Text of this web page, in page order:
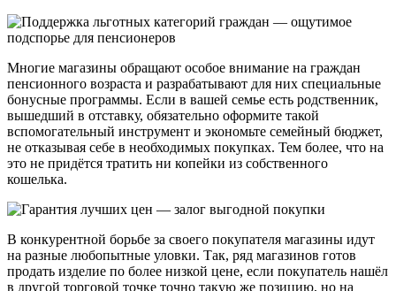
Многие магазины обращают особое внимание на граждан
пенсионного возраста и разрабатывают для них специальные
бонусные программы. Если в вашей семье есть родственник,
вышедший в отставку, обязательно оформите такой
вспомогательный инструмент и экономьте семейный бюджет,
не отказывая себе в необходимых покупках. Тем более, что на
это не придётся тратить ни копейки из собственного
кошелька.
В конкурентной борьбе за своего покупателя магазины идут
на разные любопытные уловки. Так, ряд магазинов готов
продать изделие по более низкой цене, если покупатель нашёл
в другой торговой точке точно такую же позицию, но на